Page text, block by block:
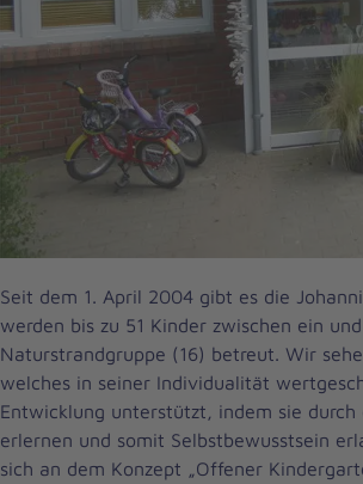
Seit dem 1. April 2004 gibt es die
werden bis zu 51 Kinder zwischen ein
Naturstrandgruppe (16) betreut. Wir
welches in seiner Individualität
Entwicklung unterstützt, indem sie durch
erlernen und somit Selbstbewusstsein
sich an dem Konzept „Offener